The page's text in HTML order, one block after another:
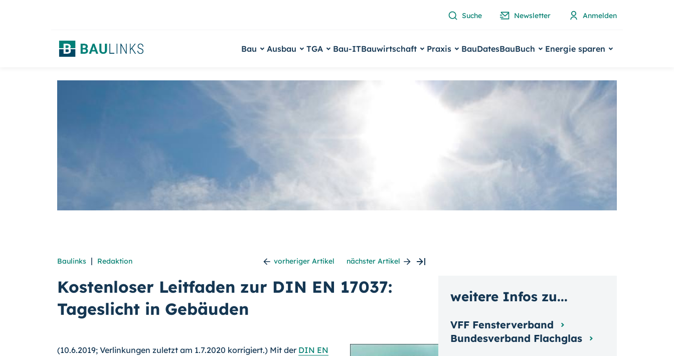
Suche Newsletter Anmelden
Bau Ausbau TGA Bau-ITBauwirtschaft Praxis BauDatesBauBuch Energie sparen
Baulinks | Redaktion vorheriger Artikel nächster Artikel
Kostenloser Leitfaden zur DIN EN 17037:
Tageslicht in Gebäuden
(10.6.2019; Verlinkungen zuletzt am 1.7.2020 korrigiert.) Mit der DIN EN
weitere Infos zu...
VFF Fensterverband
Bundesverband Flachglas